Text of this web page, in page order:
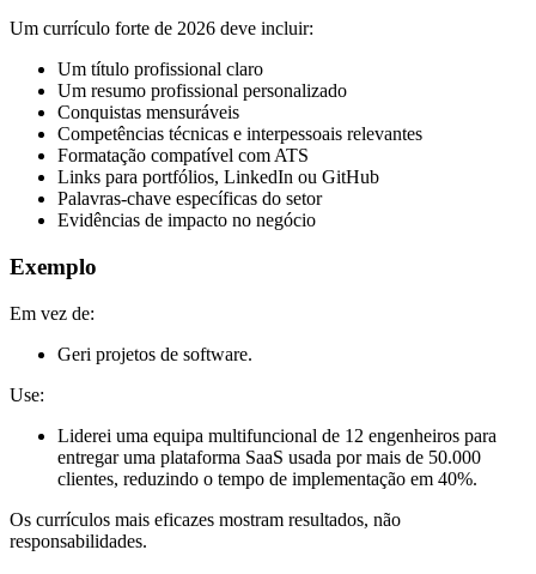
Um currículo forte de 2026 deve incluir:
Um título profissional claro
Um resumo profissional personalizado
Conquistas mensuráveis
Competências técnicas e interpessoais relevantes
Formatação compatível com ATS
Links para portfólios, LinkedIn ou GitHub
Palavras-chave específicas do setor
Evidências de impacto no negócio
Exemplo
Em vez de:
Geri projetos de software.
Use:
Liderei uma equipa multifuncional de 12 engenheiros para
entregar uma plataforma SaaS usada por mais de 50.000
clientes, reduzindo o tempo de implementação em 40%.
Os currículos mais eficazes mostram resultados, não
responsabilidades.